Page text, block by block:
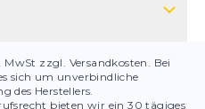
zzgl. Versandkosten. Bei
sich um unverbindliche
des Herstellers.
bieten wir ein 30 tägiges